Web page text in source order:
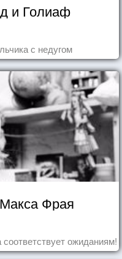
и Голиаф
с недугом
Фрая
ожиданиям!